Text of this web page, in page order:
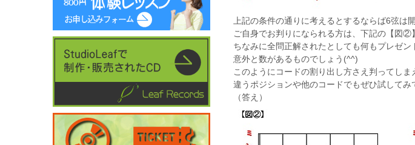
上記の条件の通りに考えるとするならば6弦は
ご自身でお判りになられる方は、下記の【図②
ちなみに全問正解されたとしても何もプレゼン
意外と数があるものでしょう(^^)
このようにコードの割り出し方さえ判ってし
違うポジションや他のコードでもぜひ試してみ
（答え）